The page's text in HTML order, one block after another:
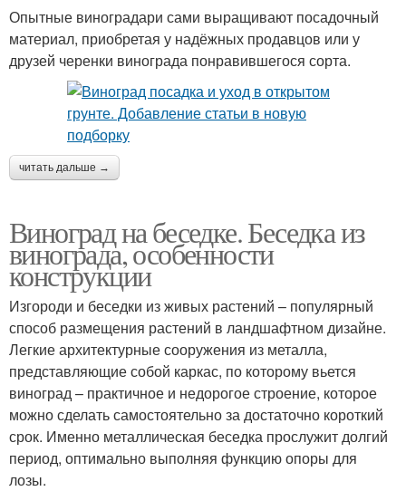
Опытные виноградари сами выращивают посадочный
материал, приобретая у надёжных продавцов или у
друзей черенки винограда понравившегося сорта.
читать дальше →
Виноград на беседке. Беседка из
винограда, особенности
конструкции
Изгороди и беседки из живых растений – популярный
способ размещения растений в ландшафтном дизайне.
Легкие архитектурные сооружения из металла,
представляющие собой каркас, по которому вьется
виноград – практичное и недорогое строение, которое
можно сделать самостоятельно за достаточно короткий
срок. Именно металлическая беседка прослужит долгий
период, оптимально выполняя функцию опоры для
лозы.